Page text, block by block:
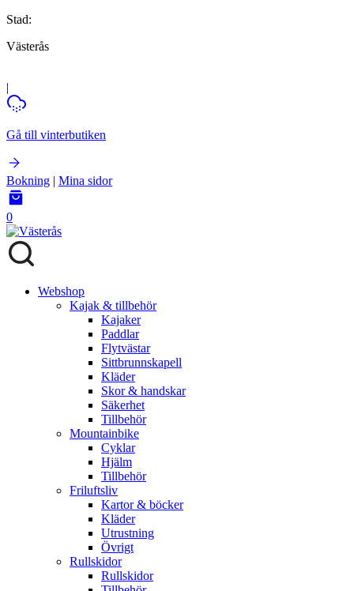
Stad:
Västerås
|
Gå till vinterbutiken
Bokning | Mina sidor
0
Webshop
Kajak & tillbehör
Kajaker
Paddlar
Flytvästar
Sittbrunnskapell
Kläder
Skor & handskar
Säkerhet
Tillbehör
Mountainbike
Cyklar
Hjälm
Tillbehör
Friluftsliv
Kartor & böcker
Kläder
Utrustning
Övrigt
Rullskidor
Rullskidor